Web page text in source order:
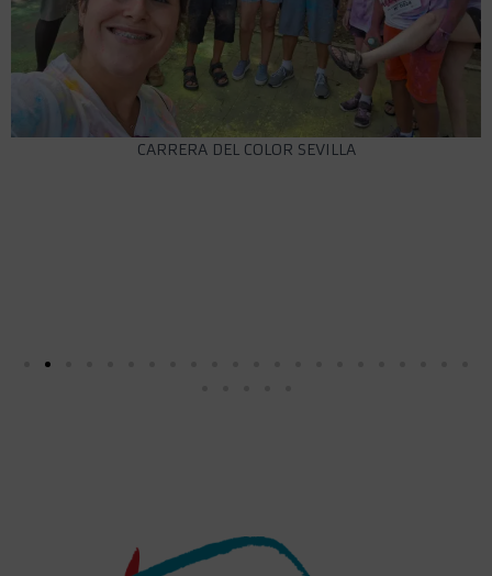
CARRERA DEL COLOR SEVILLA